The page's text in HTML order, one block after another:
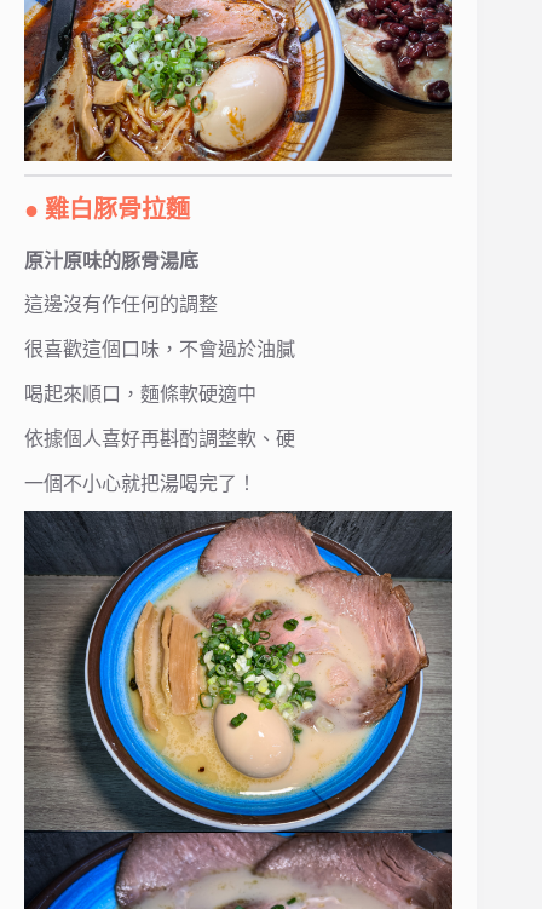
● 雞白豚骨拉麵
原汁原味的豚骨湯底
這邊沒有作任何的調整
很喜歡這個口味，不會過於油膩
喝起來順口，麵條軟硬適中
依據個人喜好再斟酌調整軟、硬
一個不小心就把湯喝完了！